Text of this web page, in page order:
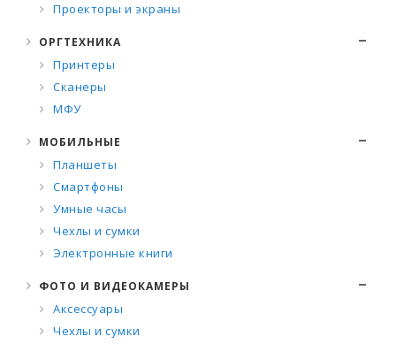
Проекторы и экраны
ОРГТЕХНИКА
Принтеры
Сканеры
МФУ
МОБИЛЬНЫЕ
Планшеты
Смартфоны
Умные часы
Чехлы и сумки
Электронные книги
ФОТО И ВИДЕОКАМЕРЫ
Аксессуары
Чехлы и сумки